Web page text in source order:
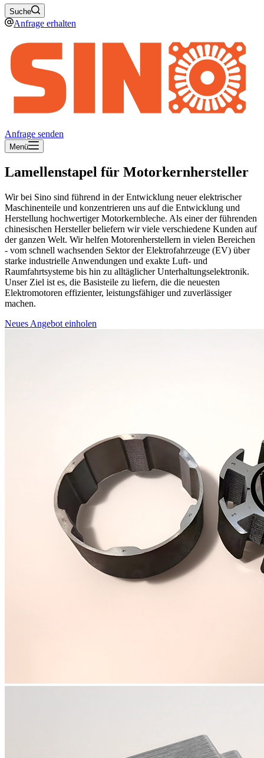
Suche
Anfrage erhalten
Anfrage senden
Menü
Lamellenstapel für Motorkernhersteller
Wir bei Sino sind führend in der Entwicklung neuer elektrischer
Maschinenteile und konzentrieren uns auf die Entwicklung und
Herstellung hochwertiger Motorkernbleche. Als einer der führenden
chinesischen Hersteller beliefern wir viele verschiedene Kunden auf
der ganzen Welt. Wir helfen Motorenherstellern in vielen Bereichen
- vom schnell wachsenden Sektor der Elektrofahrzeuge (EV) über
starke industrielle Anwendungen und exakte Luft- und
Raumfahrtsysteme bis hin zu alltäglicher Unterhaltungselektronik.
Unser Ziel ist es, die Basisteile zu liefern, die die neuesten
Elektromotoren effizienter, leistungsfähiger und zuverlässiger
machen.
Neues Angebot einholen